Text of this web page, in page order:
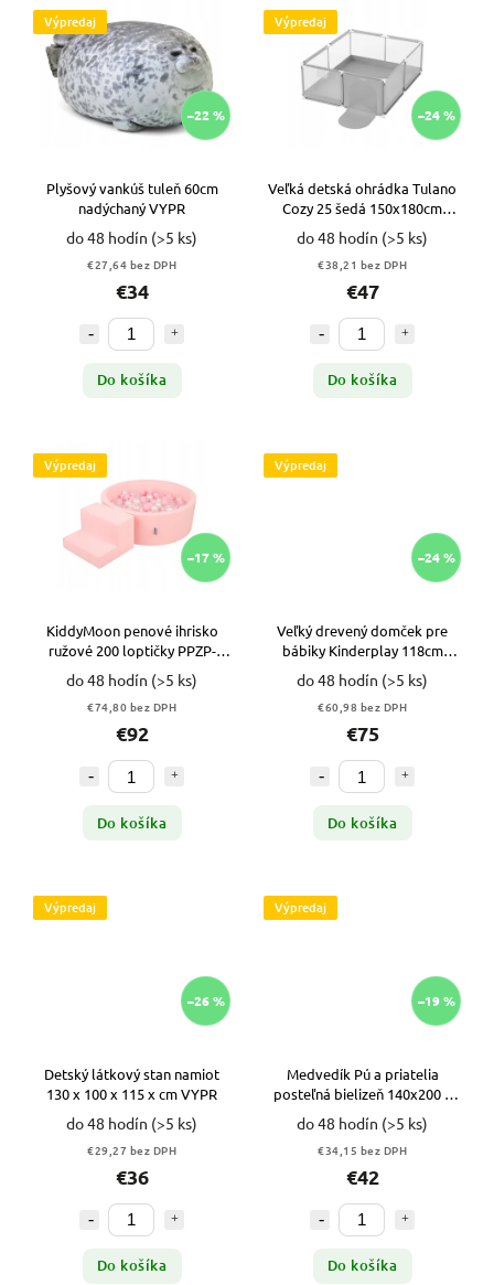
Abecedne
Výpredaj
–22 %
Plyšový vankúš tuleň 60cm
nadýchaný VYPR
do 48 hodín (>5 ks)
€27,64 bez DPH
€34
Do košíka
Výpredaj
–24 %
Veľká detská ohrádka Tulano
Cozy 25 šedá 150x180cm
VYPR
do 48 hodín (>5 ks)
€38,21 bez DPH
€47
Do košíka
Výpredaj
–17 %
KiddyMoon penové ihrisko
ružové 200 loptičky PPZP-
OK30D-122 VYPR
do 48 hodín (>5 ks)
€74,80 bez DPH
€92
Do košíka
Výpredaj
–24 %
Veľký drevený domček pre
bábiky Kinderplay 118cm
VYPR
do 48 hodín (>5 ks)
€60,98 bez DPH
€75
Do košíka
Výpredaj
–26 %
Detský látkový stan namiot
130 x 100 x 115 x cm VYPR
do 48 hodín (>5 ks)
€29,27 bez DPH
€36
Do košíka
Výpredaj
–19 %
Medvedík Pú a priatelia
posteľná bielizeň 140x200 +
70x80 VYPR
do 48 hodín (>5 ks)
€34,15 bez DPH
€42
Do košíka